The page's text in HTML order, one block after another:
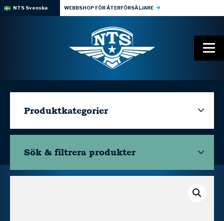
NTS Svenska WEBBSHOP FÖR ÅTERFÖRSÄLJARE
Produktkategorier
Sök & filtrera produkter